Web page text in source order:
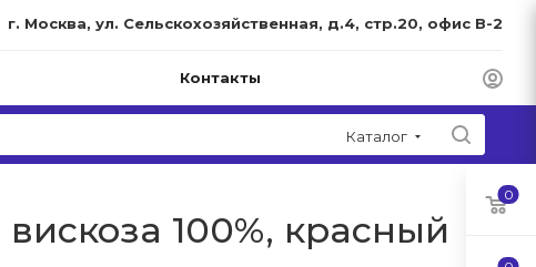
г. Москва, ул. Сельскохозяйственная, д.4, стр.20, офис В-2
Контакты
Каталог
100%, красный
0